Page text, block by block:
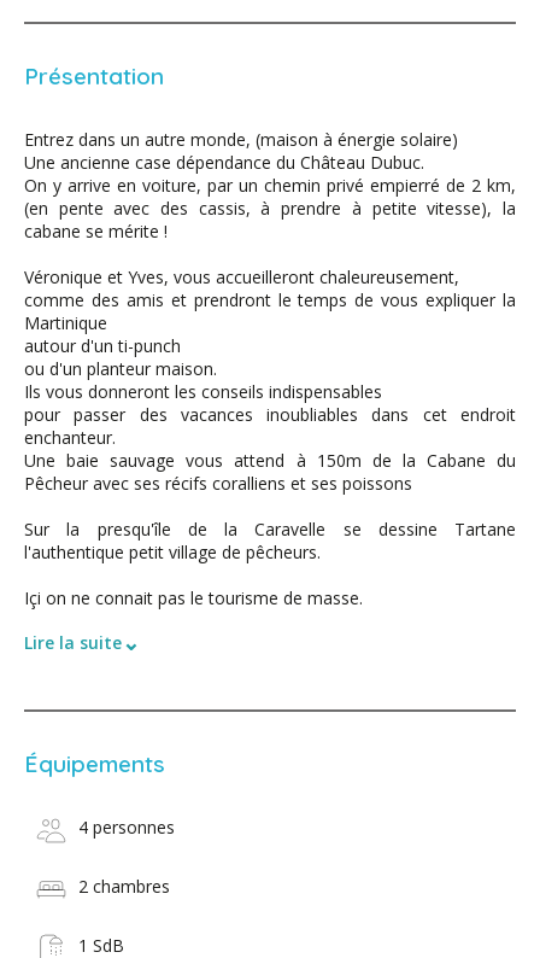
Présentation
Entrez dans un autre monde, (maison à énergie solaire)
Une ancienne case dépendance du Château Dubuc.
On y arrive en voiture, par un chemin privé empierré de 2 km,
(en pente avec des cassis, à prendre à petite vitesse), la
cabane se mérite !
Véronique et Yves, vous accueilleront chaleureusement,
comme des amis et prendront le temps de vous expliquer la
Martinique
autour d'un ti-punch
ou d'un planteur maison.
Ils vous donneront les conseils indispensables
pour passer des vacances inoubliables dans cet endroit
enchanteur.
Une baie sauvage vous attend à 150m de la Cabane du
Pêcheur avec ses récifs coralliens et ses poissons
Sur la presqu'île de la Caravelle se dessine Tartane
l'authentique petit village de pêcheurs.
Içi on ne connait pas le tourisme de masse.
Lire la suite⌄
Équipements
4 personnes
2 chambres
1 SdB